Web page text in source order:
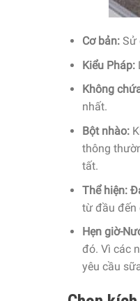
Cơ bản:Sử
Kiểu Pháp:
Không
nhất.
Bột nhào:
thông
tất.
Thểhiện:
từ đầu đến
Hẹn giờ-
đó. Vì các
yêu cầu